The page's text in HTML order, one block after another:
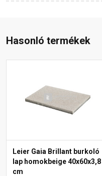
Hasonló termékek
Leier Gaia Brillant burkoló
lap homokbeige 40x60x3,8
cm